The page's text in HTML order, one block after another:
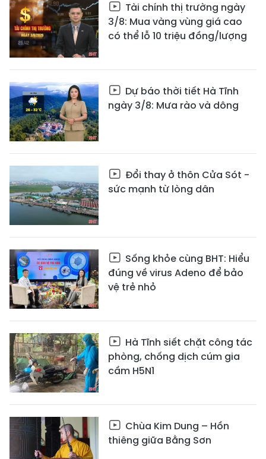
Tài chính thị trường ngày
3/8: Mua vàng vùng giá cao
có thể lỗ 10 triệu đồng/lượng
Dự báo thời tiết Hà Tĩnh
ngày 3/8: Mưa rào và dông
Đổi thay ở thôn Cửa Sót -
sức mạnh từ lòng dân
Sống khỏe cùng BHT: Hiểu
đúng về virus Adeno để bảo
vệ trẻ nhỏ
Hà Tĩnh siết chặt công tác
phòng, chống dịch cúm gia
cầm H5N1
Chùa Kim Dung – Hồn
thiêng giữa Bằng Sơn